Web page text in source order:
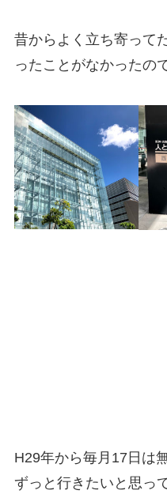
昔からよく立ち寄って
ったことがなかったの
H29年から毎月17日は
ずっと行きたいと思っ